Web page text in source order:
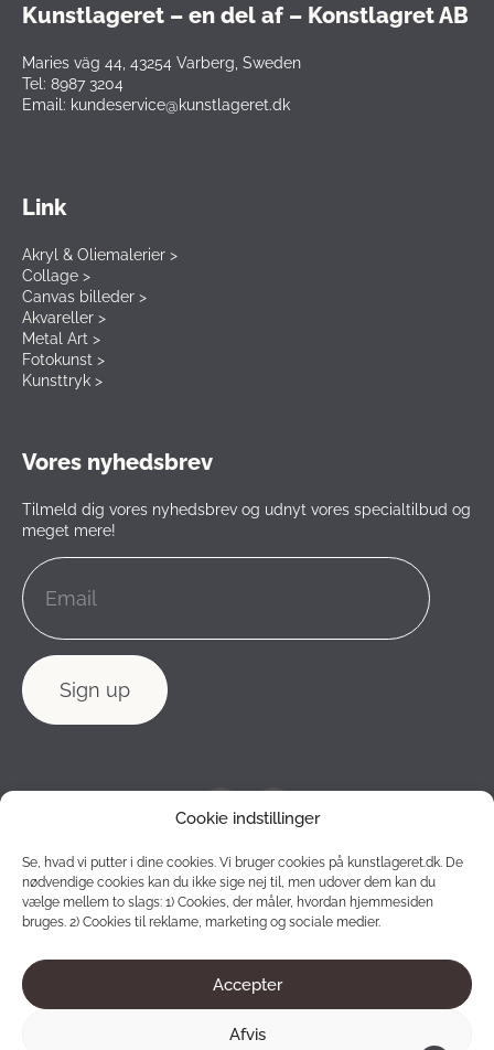
Cookie indstillinger
Se, hvad vi putter i dine cookies. Vi bruger cookies på kunstlageret.dk. De
nødvendige cookies kan du ikke sige nej til, men udover dem kan du
vælge mellem to slags: 1) Cookies, der måler, hvordan hjemmesiden
bruges. 2) Cookies til reklame, marketing og sociale medier.
Accepter
Afvis
Kunstlageret – en del af – Konstlagret AB
Maries väg 44, 43254 Varberg, Sweden
Tel: 8987 3204
Email: kundeservice@kunstlageret.dk
Link
Akryl & Oliemalerier >
Collage >
Canvas billeder >
Akvareller >
Metal Art >
Fotokunst >
Kunsttryk >
Vores nyhedsbrev
Tilmeld dig vores nyhedsbrev og udnyt vores specialtilbud og
meget mere!
2012 - 2026 © Konstlagret. All rights reserved.